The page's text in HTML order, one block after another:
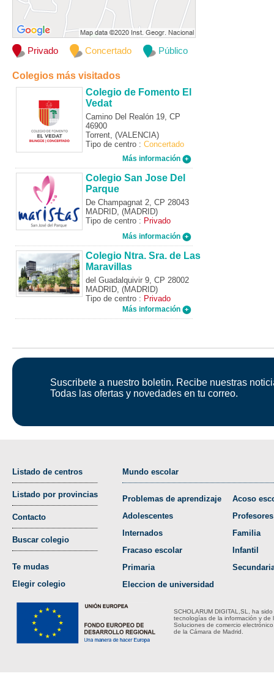
Privado Concertado Público
Colegios más visitados
Colegio de Fomento El
Vedat
Camino Del Realón 19, CP
46900
Torrent, (VALENCIA)
Tipo de centro : Concertado
Más información
Colegio San Jose Del
Parque
De Champagnat 2, CP 28043
MADRID, (MADRID)
Tipo de centro : Privado
Más información
Colegio Ntra. Sra. de Las
Maravillas
del Guadalquivir 9, CP 28002
MADRID, (MADRID)
Tipo de centro : Privado
Más información
Suscribete a nuestro boletin. Recibe nuestras
Todas las ofertas y novedades en tu correo.
Listado de centros
Listado por provincias
Contacto
Buscar colegio
Te mudas
Elegir colegio
Mundo escolar
Problemas de aprendizaje
Adolescentes
Internados
Fracaso escolar
Primaria
Eleccion de universidad
Acoso
Profesores
Familia
Infantil
SCHOLARUM DIGITAL,SL, ha
tecnologías de la información y de
Soluciones de comercio
de la Cámara de Madrid.